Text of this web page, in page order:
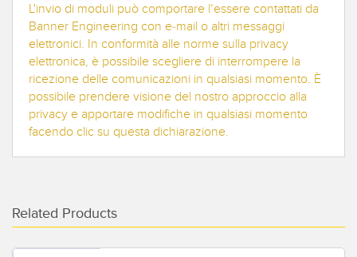
TECNOLOGIA
Sensori con IO-Link
L'invio di moduli può comportare l’essere contattati da
Banner Engineering con e-mail o altri messaggi
elettronici. In conformità alle norme sulla privacy
elettronica, è possibile scegliere di interrompere la
ricezione delle comunicazioni in qualsiasi momento. È
possibile prendere visione del nostro approccio alla
privacy e apportare modifiche in qualsiasi momento
facendo clic su questa dichiarazione.
Related Products